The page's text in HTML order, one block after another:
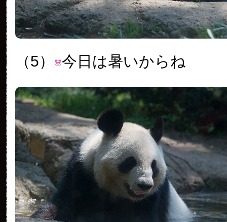
（5） 今日は暑いからね